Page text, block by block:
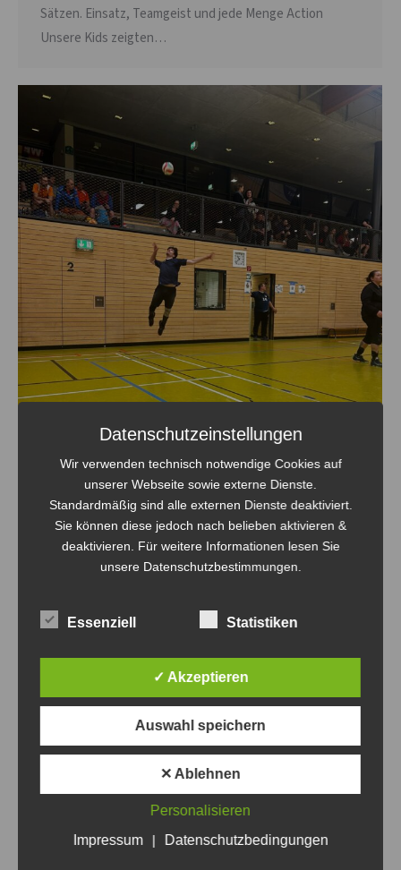
Sätzen. Einsatz, Teamgeist und jede Menge Action
Unsere Kids zeigten…
Panketaler Volleyballnacht!
Allgemein VonThomas Thurow 8. März 2026
Was für eine Show! Mit einer Truppe, bei der zwischen
Nesthäkchen und Routinier satte vier Jahrzehnte
Altersunterschied liegen, sind wir am 7. März beim
Freizeitturnier in Panketal aufgelaufen. Ein echtes
„Generationen-Projekt“ also – und Spoiler: Es hat
fantastisch harmoniert! Gegen zwölf starke Teams, die
größtenteils aus dem Norden Brandenburgs angereist
Datenschutzeinstellungen
Wir verwenden technisch notwendige Cookies auf
unserer Webseite sowie externe Dienste.
Standardmäßig sind alle externen Dienste deaktiviert.
Sie können diese jedoch nach belieben aktivieren &
deaktivieren. Für weitere Informationen lesen Sie
unsere Datenschutzbestimmungen.
Essenziell Statistiken
✓ Akzeptieren
Auswahl speichern
✕ Ablehnen
Personalisieren
Impressum
| Datenschutzbedingungen